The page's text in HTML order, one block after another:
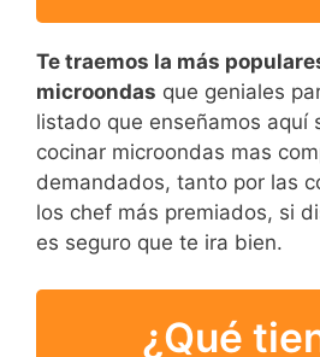
Te traemos la más
microondas que geniales
listado que enseñamos aquí
cocinar microondas mas
demandados, tanto por las
los chef más premiados, si
es seguro que te ira bien.
¿Qué